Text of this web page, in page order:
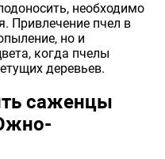
необходимо
Привлечение пчел в
но и
когда пчелы
деревьев.
саженцы